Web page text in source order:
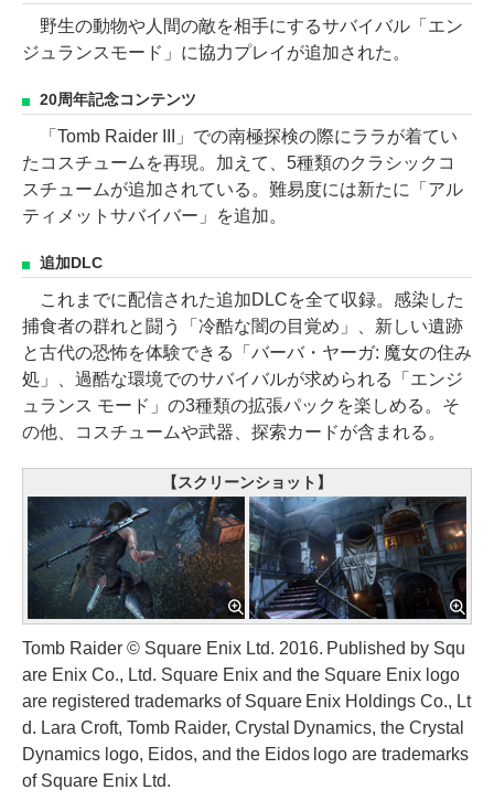
野生の動物や人間の敵を相手にするサバイバル「エン
ジュランスモード」に協力プレイが追加された。
20周年記念コンテンツ
「Tomb Raider III」での南極探検の際にララが着てい
たコスチュームを再現。加えて、5種類のクラシックコ
スチュームが追加されている。難易度には新たに「アル
ティメットサバイバー」を追加。
追加DLC
これまでに配信された追加DLCを全て収録。感染した
捕食者の群れと闘う「冷酷な闇の目覚め」、新しい遺跡
と古代の恐怖を体験できる「バーバ・ヤーガ: 魔女の住み
処」、過酷な環境でのサバイバルが求められる「エンジ
ュランス モード」の3種類の拡張パックを楽しめる。そ
の他、コスチュームや武器、探索カードが含まれる。
【スクリーンショット】
Tomb Raider © Square Enix Ltd. 2016. Published by Squ
are Enix Co., Ltd. Square Enix and the Square Enix logo
are registered trademarks of Square Enix Holdings Co., Lt
d. Lara Croft, Tomb Raider, Crystal Dynamics, the Crystal
Dynamics logo, Eidos, and the Eidos logo are trademarks
of Square Enix Ltd.